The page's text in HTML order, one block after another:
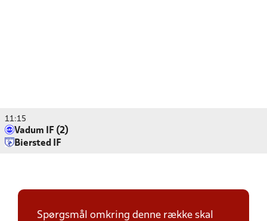
11:15
Vadum IF (2)
Biersted IF
Spørgsmål omkring denne række skal